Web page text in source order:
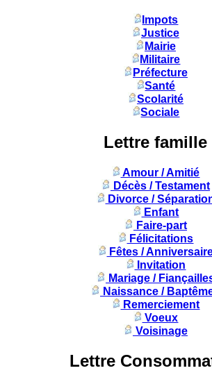
Impots
Justice
Mairie
Militaire
Préfecture
Santé
Scolarité
Sociale
Lettre famille
Amour / Amitié
Décès / Testament
Divorce /
Enfant
Faire-part
Félicitations
Fêtes /
Invitation
Mariage /
Naissance /
Remerciement
Voeux
Voisinage
Lettre